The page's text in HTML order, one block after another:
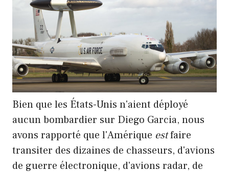
Bien que les États-Unis n'aient déployé
aucun bombardier sur Diego Garcia, nous
avons rapporté que l'Amérique estfaire
transiter des dizaines de chasseurs, d'avions
de guerre électronique, d'avions radar, de